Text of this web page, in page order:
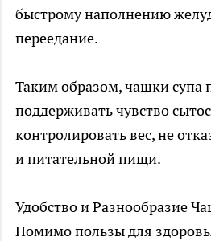
быстрому наполнению
переедание.
Таким образом, чашки супа
поддерживать чувство
контролировать вес, не
и питательной пищи.
Удобство и Разнообразие
Помимо пользы для